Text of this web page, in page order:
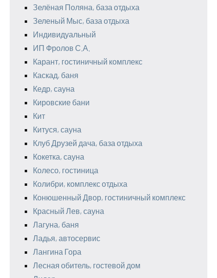
Зелёная Поляна, база отдыха
Зеленый Мыс, база отдыха
Индивидуальный
ИП Фролов С.А.
Карант, гостиничный комплекс
Каскад, баня
Кедр, сауна
Кировские бани
Кит
Китуся, сауна
Клуб Друзей дача, база отдыха
Кокетка, сауна
Колесо, гостиница
Колибри, комплекс отдыха
Конюшенный Двор, гостиничный комплекс
Красный Лев, сауна
Лагуна, баня
Ладья, автосервис
Лангина Гора
Лесная обитель, гостевой дом